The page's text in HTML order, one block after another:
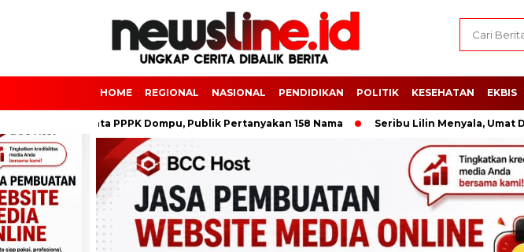
HOME REGIONAL NASIONAL PENDIDIKAN POLITIK KESEHATAN EKBIS
Kisruh Data PPPK Dompu, Publik Pertanyakan 158 Nama Seribu Lilin Menyala, Umat Doakan